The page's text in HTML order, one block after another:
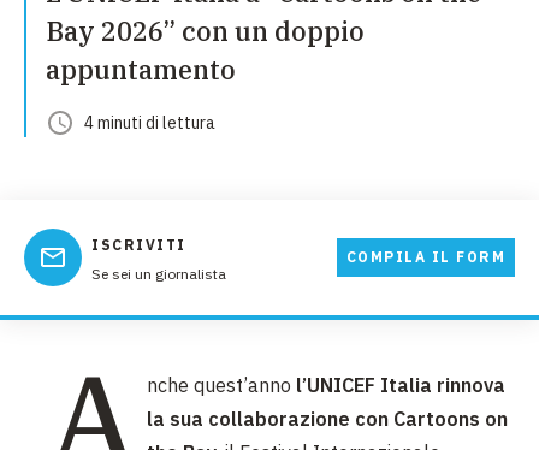
Bay 2026” con un doppio
appuntamento
4minuti di lettura
ISCRIVITI
Se sei un giornalista
COMPILA IL FORM
A nche quest’anno l’UNICEF Italia rinnova
la sua collaborazione con Cartoons on